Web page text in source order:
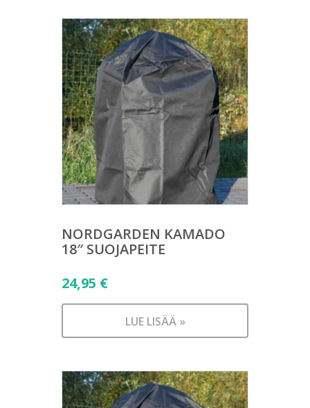
NORDGARDEN KAMADO
18″ SUOJAPEITE
24,95 €
LUE LISÄÄ »